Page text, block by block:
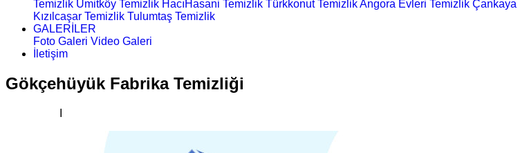
Temizlik Ümitköy Temizlik HacıHasani Temizlik Türkkonut TemizlikAngora Evleri Temizlik
Kızılcaşar Temizlik Tulumtaş Temizlik
GALERİLER
Foto Galeri Video Galeri
İletişim
Gökçehüyük Fabrika Temizliği